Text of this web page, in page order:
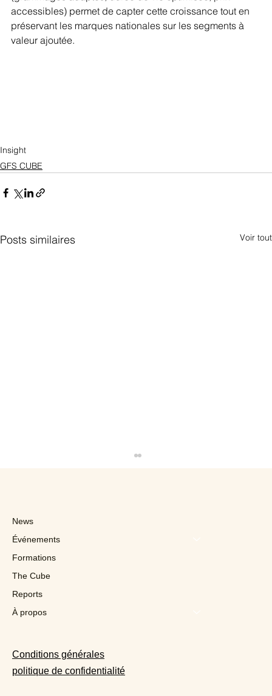
accessibles) permet de capter cette croissance tout en
préservant les marques nationales sur les segments à
valeur ajoutée.
Insight
GFS CUBE
Posts similaires Voir tout
« La bière sans alcool est une
opportunité clé », assure AB InBev
News
Événements
Formations
The Cube
Reports
À propos
Conditions générales
politique de confidentialité